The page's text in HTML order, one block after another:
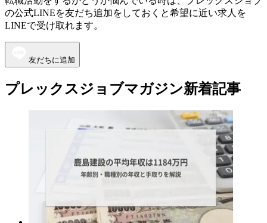
の公式LINEを友だち追加をしておくと希望に近い求人を
LINEで受け取れます。
友だちに追加
プレックスジョブマガジン新着記事